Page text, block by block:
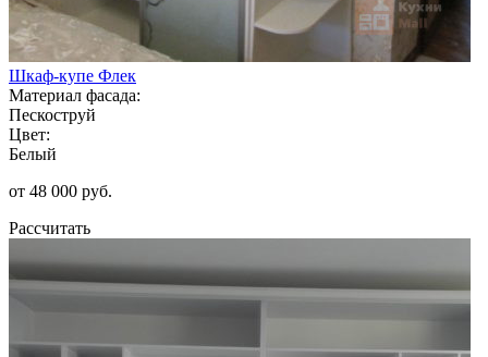
Шкаф-купе Флек
Материал фасада:
Пескоструй
Цвет:
Белый
от 48 000 руб.
Рассчитать